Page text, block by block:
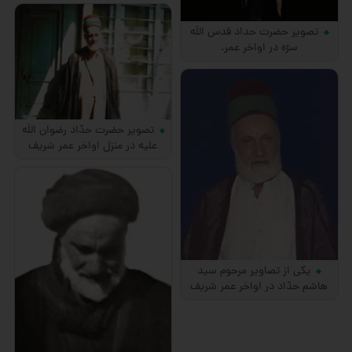
تصویر حضرت حداد قدس اللَه
سرّه در اواخر عمر.
تصویر حضرت حدّاد رضوان اللَه
علیه در منزل اواخر عمر شریف
یكی از تصاویر مرحوم سید
هاشم حدّاد در اواخر عمر شریف